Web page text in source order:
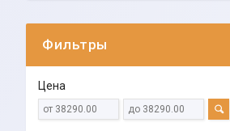
Фильтры
Цена